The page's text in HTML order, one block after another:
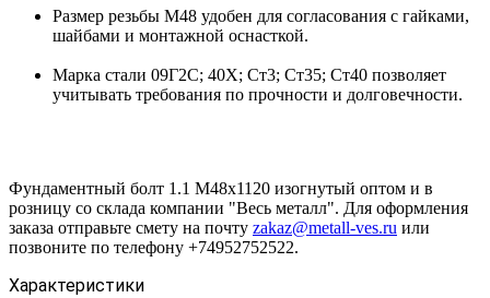
Размер резьбы М48 удобен для согласования с гайками,
шайбами и монтажной оснасткой.
Марка стали 09Г2С; 40Х; Ст3; Ст35; Ст40 позволяет
учитывать требования по прочности и долговечности.
Фундаментный болт 1.1 М48х1120 изогнутый оптом и в
розницу со склада компании "Весь металл". Для оформления
заказа отправьте смету на почту zakaz@metall-ves.ru или
позвоните по телефону +74952752522.
Характеристики